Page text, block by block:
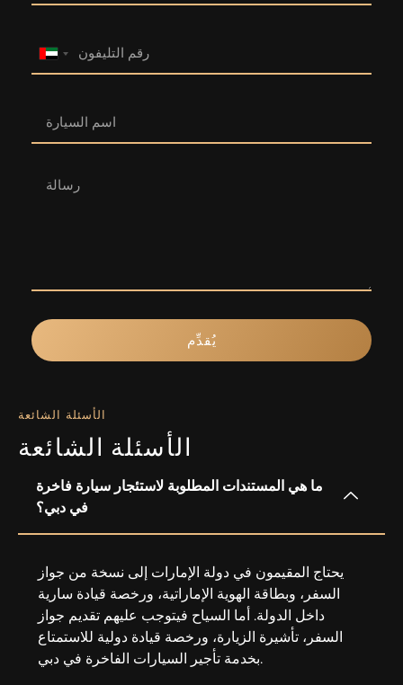
United
Arab
+971
يُقدِّم
الأسئلة الشائعة
الأسئلة الشائعة
ما هي المستندات المطلوبة لاستئجار سيارة فاخرة
في دبي؟
يحتاج المقيمون في دولة الإمارات إلى نسخة من جواز
السفر، وبطاقة الهوية الإماراتية، ورخصة قيادة سارية
داخل الدولة. أما السياح فيتوجب عليهم تقديم جواز
السفر، تأشيرة الزيارة، ورخصة قيادة دولية للاستمتاع
بخدمة تأجير السيارات الفاخرة في دبي.